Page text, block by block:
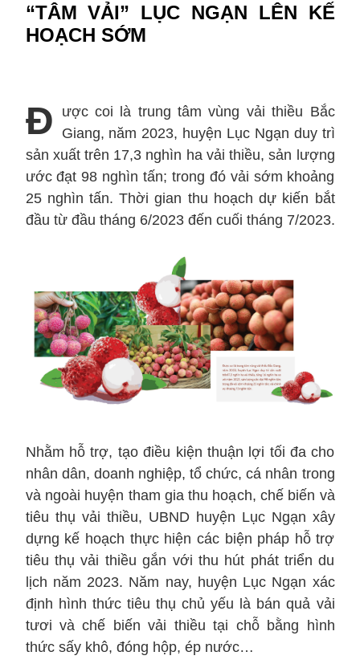
“TÂM VẢI” LỤC NGẠN LÊN KẾ
HOẠCH SỚM
Đ
ược coi là trung tâm vùng vải thiều Bắc
Giang, năm 2023, huyện Lục Ngạn duy trì
sản xuất trên 17,3 nghìn ha vải thiều, sản lượng
ước đạt 98 nghìn tấn; trong đó vải sớm khoảng
25 nghìn tấn. Thời gian thu hoạch dự kiến bắt
đầu từ đầu tháng 6/2023 đến cuối tháng 7/2023.
Nhằm hỗ trợ, tạo điều kiện thuận lợi tối đa cho
nhân dân, doanh nghiệp, tổ chức, cá nhân trong
và ngoài huyện tham gia thu hoạch, chế biến và
tiêu thụ vải thiều, UBND huyện Lục Ngạn xây
dựng kế hoạch thực hiện các biện pháp hỗ trợ
tiêu thụ vải thiều gắn với thu hút phát triển du
lịch năm 2023. Năm nay, huyện Lục Ngạn xác
định hình thức tiêu thụ chủ yếu là bán quả vải
tươi và chế biến vải thiều tại chỗ bằng hình
thức sấy khô, đóng hộp, ép nước…